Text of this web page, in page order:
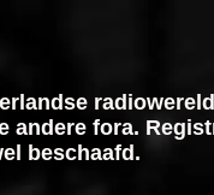
fora.
beschaafd.